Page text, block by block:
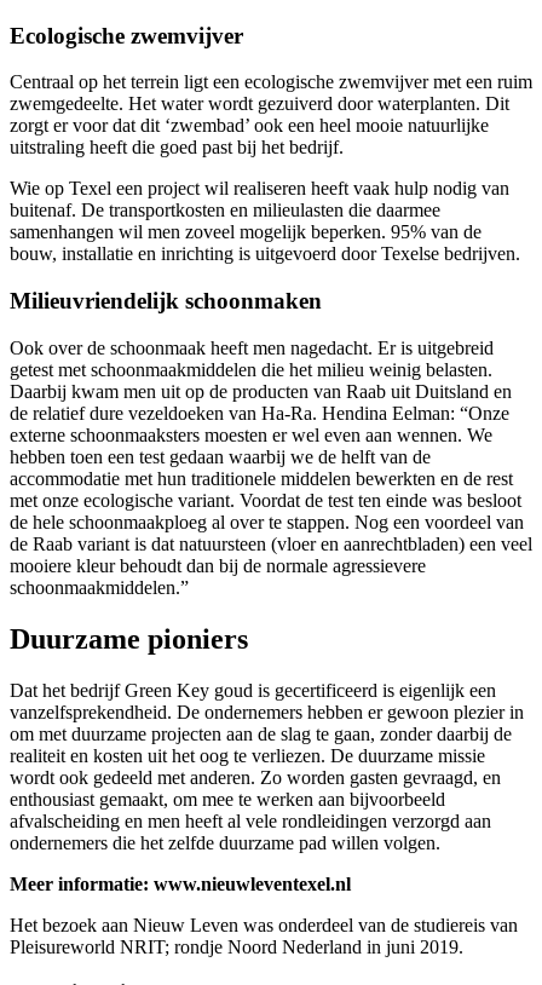
Ecologische zwemvijver
Centraal op het terrein ligt een ecologische zwemvijver met een ruim
zwemgedeelte. Het water wordt gezuiverd door waterplanten. Dit
zorgt er voor dat dit ‘zwembad’ ook een heel mooie natuurlijke
uitstraling heeft die goed past bij het bedrijf.
Wie op Texel een project wil realiseren heeft vaak hulp nodig van
buitenaf. De transportkosten en milieulasten die daarmee
samenhangen wil men zoveel mogelijk beperken. 95% van de
bouw, installatie en inrichting is uitgevoerd door Texelse bedrijven.
Milieuvriendelijk schoonmaken
Ook over de schoonmaak heeft men nagedacht. Er is uitgebreid
getest met schoonmaakmiddelen die het milieu weinig belasten.
Daarbij kwam men uit op de producten van Raab uit Duitsland en
de relatief dure vezeldoeken van Ha-Ra. Hendina Eelman: “Onze
externe schoonmaaksters moesten er wel even aan wennen. We
hebben toen een test gedaan waarbij we de helft van de
accommodatie met hun traditionele middelen bewerkten en de rest
met onze ecologische variant. Voordat de test ten einde was besloot
de hele schoonmaakploeg al over te stappen. Nog een voordeel van
de Raab variant is dat natuursteen (vloer en aanrechtbladen) een veel
mooiere kleur behoudt dan bij de normale agressievere
schoonmaakmiddelen.”
Duurzame pioniers
Dat het bedrijf Green Key goud is gecertificeerd is eigenlijk een
vanzelfsprekendheid. De ondernemers hebben er gewoon plezier in
om met duurzame projecten aan de slag te gaan, zonder daarbij de
realiteit en kosten uit het oog te verliezen. De duurzame missie
wordt ook gedeeld met anderen. Zo worden gasten gevraagd, en
enthousiast gemaakt, om mee te werken aan bijvoorbeeld
afvalscheiding en men heeft al vele rondleidingen verzorgd aan
ondernemers die het zelfde duurzame pad willen volgen.
Meer informatie: www.nieuwleventexel.nl
Het bezoek aan Nieuw Leven was onderdeel van de studiereis van
Pleisureworld NRIT; rondje Noord Nederland in juni 2019.